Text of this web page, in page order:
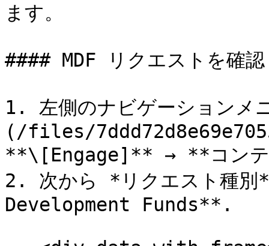
ます。
#### MDF リクエストを確認
1. 左側のナビゲーション
(/files/
**\[Engage]** → **コンテ
2. 次から *リクエスト種
Development Funds**.